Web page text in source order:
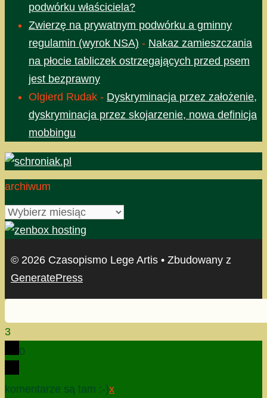
podwórku właściciela?
Zwierzę na prywatnym podwórku a gminny
regulamin (wyrok NSA) - Nakaz zamieszczania
na płocie tabliczek ostrzegających przed psem
jest bezprawny
Olgierd Rudak - Dyskryminacja przez założenie,
dyskryminacja przez skojarzenie, nowa definicja
mobbingu
archiwum
archiwum
© 2026 Czasopismo Lege Artis • Zbudowany z
GeneratePress
3
0
komentarze są tam :-)x